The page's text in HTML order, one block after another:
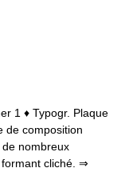
1 ♦ Typogr. Plaque
de composition
nombreux
cliché. ⇒